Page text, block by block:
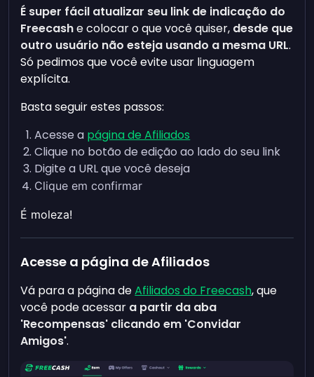
É super fácil atualizar seu link de indicação do
Freecashe colocar o que você quiser, desde que
outro usuário não esteja usando a mesma URL.
Só pedimos que você evite usar linguagem
explícita.
Basta seguir estes passos:
Acesse a página de Afiliados
Clique no botão de edição ao lado do seu link
Digite a URL que você deseja
Clique em confirmar
É moleza!
Acesse a página de Afiliados
Vá para a página deAfiliados do Freecash, que
você pode acessar a partir da aba
'Recompensas' clicando em 'Convidar
Amigos'.